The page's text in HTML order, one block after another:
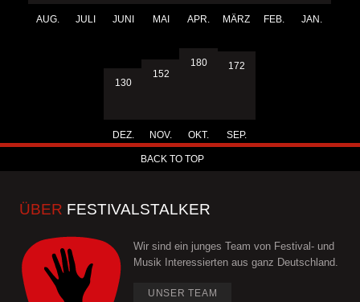
AUG. JULI JUNI MAI APR. MÄRZ FEB. JAN.
130
DEZ.
152
NOV.
180
OKT.
172
SEP.
BACK TO TOP
ÜBER FESTIVALSTALKER
Wir sind ein junges Team von Festival- und
Musik Interessierten aus ganz Deutschland.
UNSER TEAM